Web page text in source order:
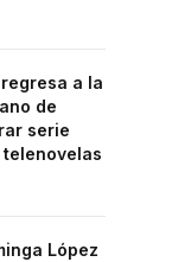
a la
de
serie
López